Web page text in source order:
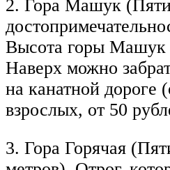
2. Гора Машук
Высота горы
Наверх можно
на канатной дороге
взрослых, от 50
3. Гора Горячая